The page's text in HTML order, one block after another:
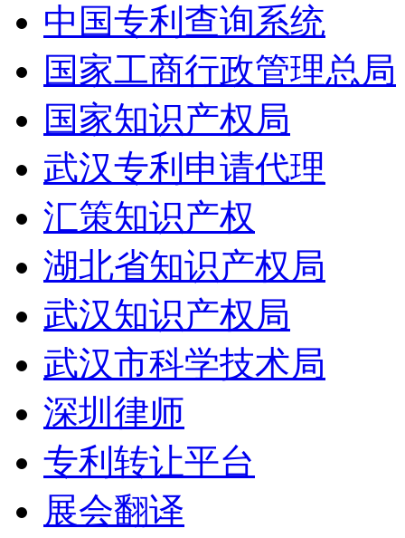
中国专利查询系统
国家工商行政管理总局
国家知识产权局
武汉专利申请代理
汇策知识产权
湖北省知识产权局
武汉知识产权局
武汉市科学技术局
深圳律师
专利转让平台
展会翻译